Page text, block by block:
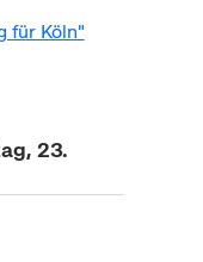
für Köln"
23.